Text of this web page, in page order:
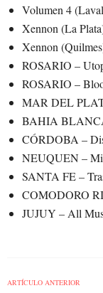
Volumen 4
Xennon (La
Xennon
ROSARIO –
ROSARIO –
MAR DEL
BAHIA
CÓRDOBA –
NEUQUEN –
SANTA FE –
COMODORO
JUJUY – All
ARTÍCULO ANTERIOR